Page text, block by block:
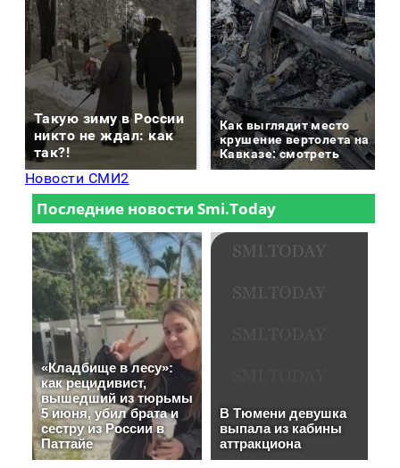
Такую зиму в России
никто не ждал: как
так?!
Как выглядит место
крушение вертолета на
Кавказе: смотреть
Новости СМИ2